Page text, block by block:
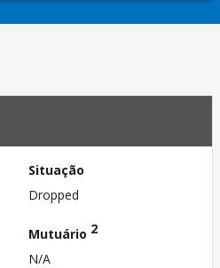
Situação
Dropped
Mutuário 2
N/A